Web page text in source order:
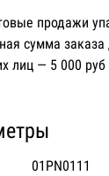
продажи
сумма заказа
лиц — 5 000 руб
01PN0111